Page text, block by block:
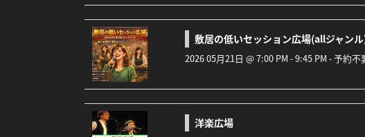
敷居の低いセッション広場(allジャン
2026 05月21日 @ 7:00 PM - 9:45 PM - 予約
洋楽広場